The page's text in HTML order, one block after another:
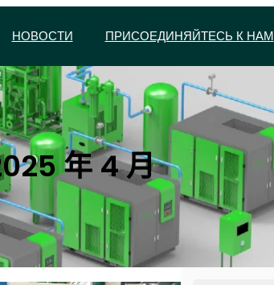
НОВОСТИ ПРИСОЕДИНЯЙТЕСЬ К НАМ
年 4 月